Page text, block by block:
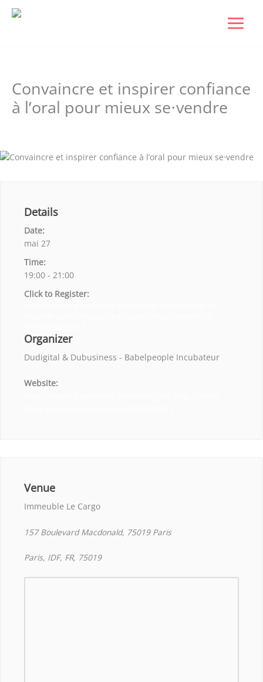
Aller
Convaincre et inspirer confiance
à l’oral pour mieux se⋅vendre
Details
Date:
mai 27
Time:
19:00 - 21:00
Click to Register:
Organizer
Dudigital & Dubusiness - Babelpeople Incubateur
Website:
Venue
Immeuble Le Cargo
157 Boulevard Macdonald, 75019 Paris
Paris, IDF, FR, 75019